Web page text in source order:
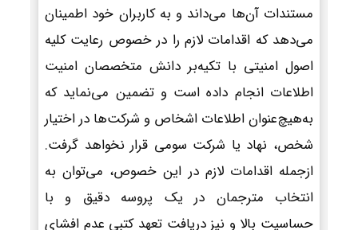
مستندات آن‌ها می‌داند و به کاربران خود اطمینان
می‌دهد که اقدامات لازم را در خصوص رعایت کلیه
اصول امنیتی با تکیه‌بر دانش متخصصان امنیت
اطلاعات انجام داده است و تضمین می‌نماید که
به‌هیچ‌عنوان اطلاعات اشخاص و شرکت‌ها در اختیار
شخص، نهاد یا شرکت سومی قرار نخواهد گرفت.
ازجمله اقدامات لازم در این خصوص، می‌توان به
انتخاب مترجمان در یک پروسه دقیق و با
حساسیت بالا و نیز دریافت تعهد کتبی عدم افشای